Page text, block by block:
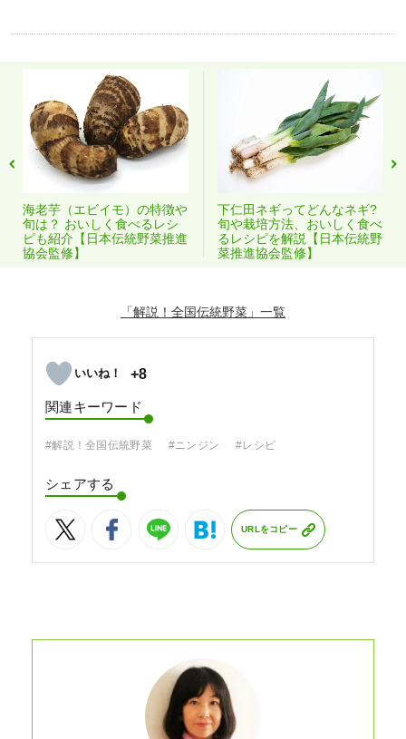
海老芋（エビイモ）の特徴や
旬は？ おいしく食べるレシ
ピも紹介【日本伝統野菜推進
協会監修】
下仁田ネギってどんなネギ?
旬や栽培方法、おいしく食べ
るレシピを解説【日本伝統野
菜推進協会監修】
「解説！全国伝統野菜」
+8
関連キーワード
#解説！全国伝統野菜 #ニンジン #レシピ
シェアする
URLをコピー